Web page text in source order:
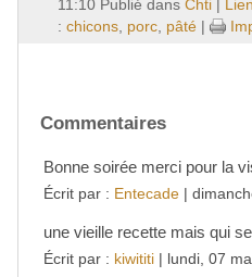
11:10 Publié dans Chti|
: chicons, porc, pâté|
Commentaires
Bonne soirée merci pour la
Écrit par : Entecade|
une vieille recette mais qui
Écrit par : kiwititi| lundi, 07